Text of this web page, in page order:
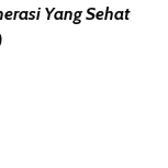
Yang Sehat